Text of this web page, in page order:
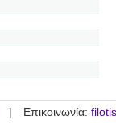
Επικοινωνία: